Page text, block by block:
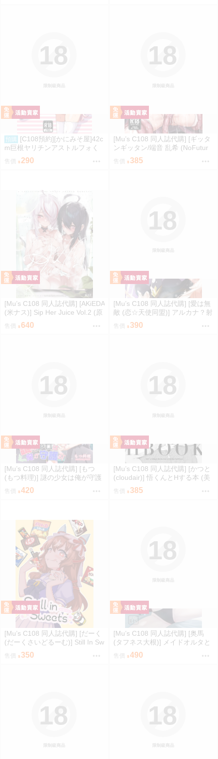
限制級商品
18
預購
[C108預約][かにみそ屋]42c
m巨根ヤリチンアストルフォく
ん男の娘コスプレイヤーがコス
プレイヤーとパコる本 FGO 同
290
限制級商品
18
[Mu’s C108 同人誌代購] [ギッタ
ンギッタン/端音 乱希 (NoFutur
e)] 光凛天使ツインクルハート A
NOTHER FUTURE (原創)
385
[Mu’s C108 同人誌代購] [AKiEDA
(米ナス)] Sip Her Juice Vol.2 (原
創、百合)
售價 640
限制級商品
18
[Mu’s C108 同人誌代購] [愛は無
敵 (恋☆天使同盟)] アルカナ？射
精ルカナ？ (名探偵プリキュア!)
售價 390
限制級商品
18
[Mu’s C108 同人誌代購] [もつ
(もつ料理)] 謎の少女は俺が守護
る (名探偵プリキュア!)
420
限制級商品
18
[Mu’s C108 同人誌代購] [かつと
(cloudair)] 悟くんとHする本 (美
妙寵物光之美少女)
385
[Mu’s C108 同人誌代購] [だーく
(だーくさいどるーむ)] Still In Sw
eets -まだ食べてる...- (賽馬娘)
售價 350
限制級商品
18
[Mu’s C108 同人誌代購] [奥馬
(タフネス大根)] メイドオルタと
夏休み (FGO)
售價 490
限制級商品
18
限制級商品
18